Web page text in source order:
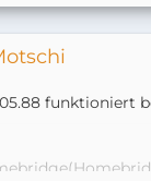
funktioniert